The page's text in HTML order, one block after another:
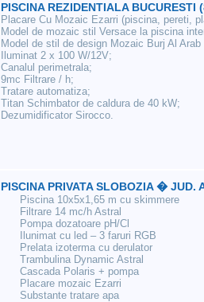
PISCINA REZIDENTIALA BUCURESTI
Placare Cu Mozaic Ezarri (piscina, pereti,
Model de mozaic stil Versace la piscina
Model de stil de design Mozaic Burj Al
Iluminat 2 x 100 W/12V;
Canalul perimetrala;
9mc Filtrare / h;
Tratare automatiza;
Titan Schimbator de caldura de 40 kW;
Dezumidificator Sirocco.
PISCINA PRIVATA SLOBOZIA � JUD.
Piscina 10x5x1,65 m cu skimmere
Filtrare 14 mc/h Astral
Pompa dozatoare pH/Cl
Ilunimat cu led – 3 faruri RGB
Prelata izoterma cu derulator
Trambulina Dynamic Astral
Cascada Polaris + pompa
Placare mozaic Ezarri
Substante tratare apa